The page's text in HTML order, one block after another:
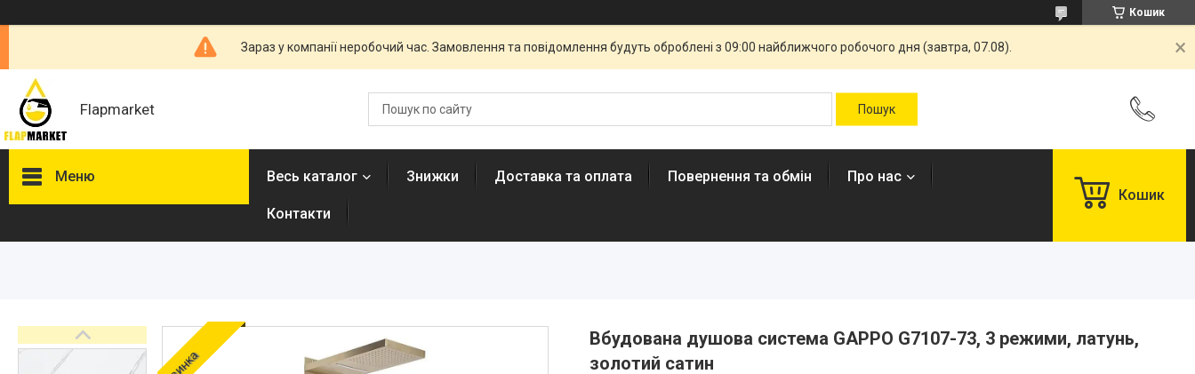
Кошик
Зараз у компанії неробочий час. Замовлення та повідомлення будуть оброблені з 09:00 найближчого робочого дня (завтра, 07.08).
Flapmarket
Меню
Душові трапи, дренажні
канали
Весь каталог Знижки Доставка та оплата Повернення та обмін Про нас
Контакти
Кошик
Вбудована душова система GAPPO G7107-73, 3 режими, латунь,
золотий сатин